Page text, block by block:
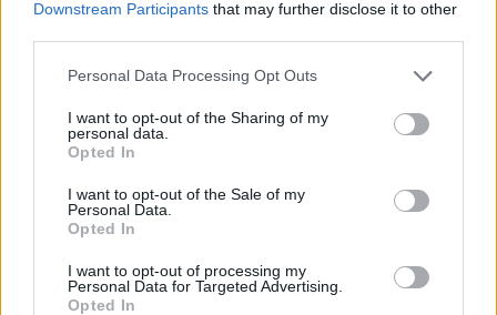
Downstream Participants that may further disclose it to other
Personal Data Processing Opt Outs
I want to opt-out of the Sharing of my
personal data.
Opted In
I want to opt-out of the Sale of my
Personal Data.
Opted In
I want to opt-out of processing my
Personal Data for Targeted Advertising.
Opted In
Forenmogul
Cosopt Pups is zu wenig nenns wenigstens
Zuletzt bearbeitet von Moderator:
22 Dezember 2016
22 Dezember 2016
Board Administrator
Team Drakensang Online